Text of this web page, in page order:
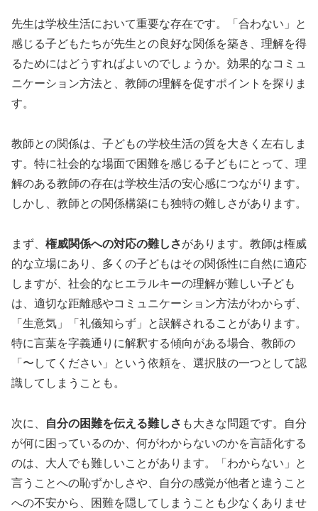
先生は学校生活において重要な存在です。「合わない」と
感じる子どもたちが先生との良好な関係を築き、理解を得
るためにはどうすればよいのでしょうか。効果的なコミュ
ニケーション方法と、教師の理解を促すポイントを探りま
す。
教師との関係は、子どもの学校生活の質を大きく左右しま
す。特に社会的な場面で困難を感じる子どもにとって、理
解のある教師の存在は学校生活の安心感につながります。
しかし、教師との関係構築にも独特の難しさがあります。
まず、 権威関係への対応の難しさがあります。教師は権威
的な立場にあり、多くの子どもはその関係性に自然に適応
しますが、社会的なヒエラルキーの理解が難しい子ども
は、適切な距離感やコミュニケーション方法がわからず、
「生意気」「礼儀知らず」と誤解されることがあります。
特に言葉を字義通りに解釈する傾向がある場合、教師の
「〜してください」という依頼を、選択肢の一つとして認
識してしまうことも。
次に、 自分の困難を伝える難しさ も大きな問題です。自分
が何に困っているのか、何がわからないのかを言語化する
のは、大人でも難しいことがあります。「わからない」と
言うことへの恥ずかしさや、自分の感覚が他者と違うこと
への不安から、困難を隠してしまうことも少なくありませ